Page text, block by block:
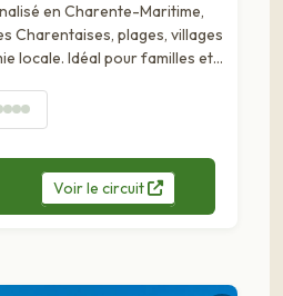
en Charente-Maritime,
Charentaises, plages, villages
locale. Idéal pour familles et
belles facettes de la
Vélodyssée. Entre les îles de
Voirle circuit